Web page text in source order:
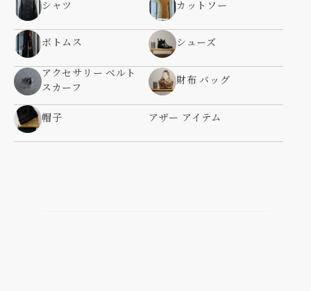
シャツ カットソー
ボトムス シューズ
アクセサリー ベルト
スカーフ
財布 バッグ
帽子 アザー アイテム